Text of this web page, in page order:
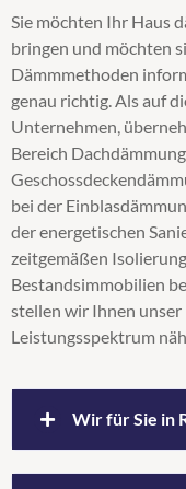
Sie möchten Ihr Haus
bringen und möchten
Dämmmethoden
genau richtig. Als auf
Unternehmen,
Bereich
bei der
der energetischen
zeitgemäßen
Bestandsimmobilien
stellen wir Ihnen
Leistungsspektrum
Wir für Sie in
Steicozell
Supafil
Wärmedämmung